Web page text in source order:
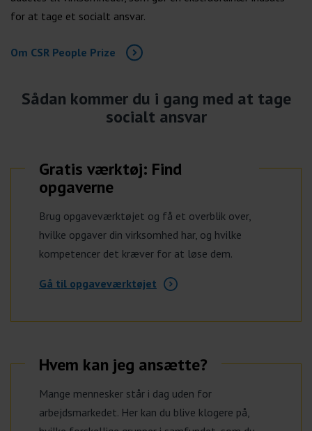
for at tage et socialt ansvar.
Om CSR People Prize
Sådan kommer du i gang med at tage
socialt ansvar
Gratis værktøj: Find
opgaverne
Brug opgaveværktøjet og få et overblik over,
hvilke opgaver din virksomhed har, og hvilke
kompetencer det kræver for at løse dem.
Gå til opgaveværktøjet
Hvem kan jeg ansætte?
Mange mennesker står i dag uden for
arbejdsmarkedet. Her kan du blive klogere på,